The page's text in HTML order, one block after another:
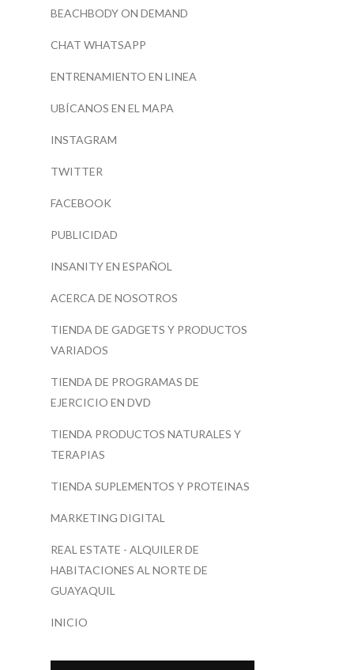
BEACHBODY ON DEMAND
CHAT WHATSAPP
ENTRENAMIENTO EN LINEA
UBÍCANOS EN EL MAPA
INSTAGRAM
TWITTER
FACEBOOK
PUBLICIDAD
INSANITY EN ESPAÑOL
ACERCA DE NOSOTROS
TIENDA DE GADGETS Y PRODUCTOS
VARIADOS
TIENDA DE PROGRAMAS DE
EJERCICIO EN DVD
TIENDA PRODUCTOS NATURALES Y
TERAPIAS
TIENDA SUPLEMENTOS Y PROTEINAS
MARKETING DIGITAL
REAL ESTATE - ALQUILER DE
HABITACIONES AL NORTE DE
GUAYAQUIL
INICIO